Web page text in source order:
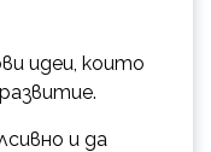
идеи, които
и да